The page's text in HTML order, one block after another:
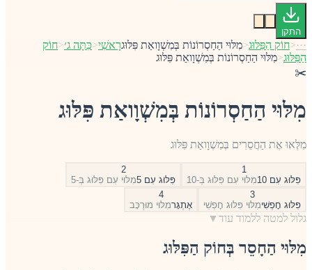
התקן
···
<חוֹק הַפִּלּוּג<מִלּוּי הַחַסְרוֹנוֹת בְּמִשְׁוָואַת פִּלּוּגרָאשִׁי<כִּתָּה ג׳<חוֹק
הַפִּלּוּג<מִלּוּי הַחַסְרוֹנוֹת בְּמִשְׁוָואַת פִּלּוּג
✂️
מִלּוּי הַחַסְרוֹנוֹת בְּמִשְׁוָואַת פִּלּוּג
מִלְּאוּ אֶת הַחֲסֵרִים בְּמִשְׁוָואַת פִּלּוּג
1
פִּלּוּג עִם 10
מִלּוּי עִם פִּלּוּג בְּ-10
2
פִּלּוּג עִם 5
מִלּוּי עִם פִּלּוּג בְּ-5
3
פִּלּוּג חׇפְשִׁימִלּוּי פִּלּוּג חׇפְשִׁי
4
אֶתְגָּרמִלּוּי מוּרְכָּב
גלול למטה ללמוד עוד ▼
מִלּוּי הַחָסֵר בְּחוֹק הַפִּלּוּג